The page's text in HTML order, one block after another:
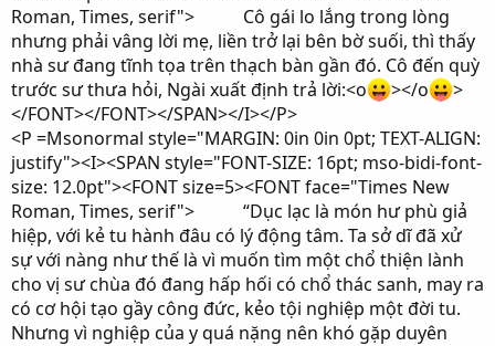
Roman, Times, serif"> Cô gái lo lắng trong lòng
nhưng phải vâng lời mẹ, liền trở lại bên bờ suối, thì thấy
nhà sư đang tĩnh tọa trên thạch bàn gần đó. Cô đến quỳ
trước sư thưa hỏi, Ngài xuất định trả lời:<o
></o
>
</FONT></FONT></SPAN></I></P>
<P =Msonormal style="MARGIN: 0in 0in 0pt; TEXT-ALIGN:
justify"><I><SPAN style="FONT-SIZE: 16pt; mso-bidi-font-
size: 12.0pt"><FONT size=5><FONT face="Times New
Roman, Times, serif"> “Dục lạc là món hư phù giả
hiệp, với kẻ tu hành đâu có lý động tâm. Ta sở dĩ đã xử
sự với nàng như thế là vì muốn tìm một chổ thiện lành
cho vị sư chùa đó đang hấp hối có chổ thác sanh, may ra
có cơ hội tạo gầy công đức, kẻo tội nghiệp một đời tu.
Nhưng vì nghiệp của y quá nặng nên khó gặp duyên